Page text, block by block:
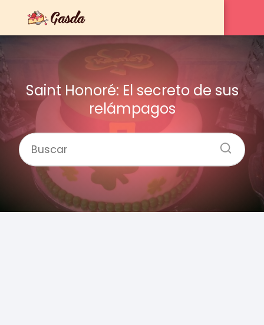
Saint Honoré: El secreto de sus
relámpagos